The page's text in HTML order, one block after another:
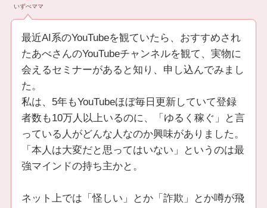
いずべママ
最近AI系のYouTubeを観ていたら、おすすめされ
たあべさんのYouTubeチャンネルを観て、実物に
会えるセミナーがあると知り、申し込んでみまし
た。
私は、5年もYouTubeほぼ毎日更新していて登録
者数も10万人以上いるのに、「ゆるく稼ぐ」と言
っている人がどんな人なのか興味がありました。
「本人は大変だと思ってはいない」というのは最
強マインドの持ち主かと。
ネット上では「怪しい」とか「詐欺」とか噂が飛